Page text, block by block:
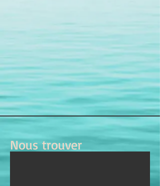
Nous trouver